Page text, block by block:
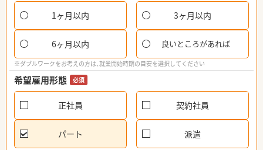
1ヶ月以内 3ヶ月以内
6ヶ月以内 良いところがあれば
※ダブルワークをお考えの方は、就業開始時期の目安を選択してください
希望雇用形態 必須
正社員 契約社員
パート 派遣